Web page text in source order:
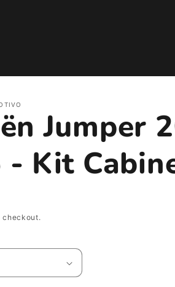
Jumper
- Kit
checkout.